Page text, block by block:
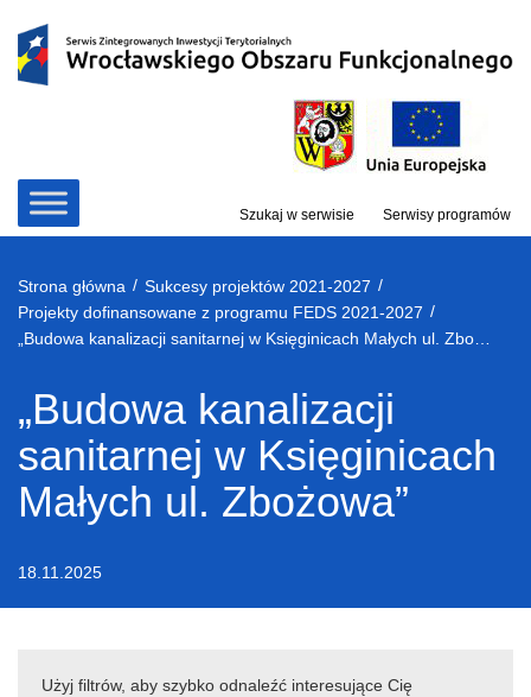
treści
Szukaj w serwisie Serwisy programów
Strona główna / Sukcesy projektów 2021-2027 /
Projekty dofinansowane z programu FEDS 2021-2027 /
„Budowa kanalizacji
sanitarnej w Księginicach
Małych ul. Zbożowa”
18.11.2025
Użyj filtrów, aby szybko odnaleźć interesujące Cię